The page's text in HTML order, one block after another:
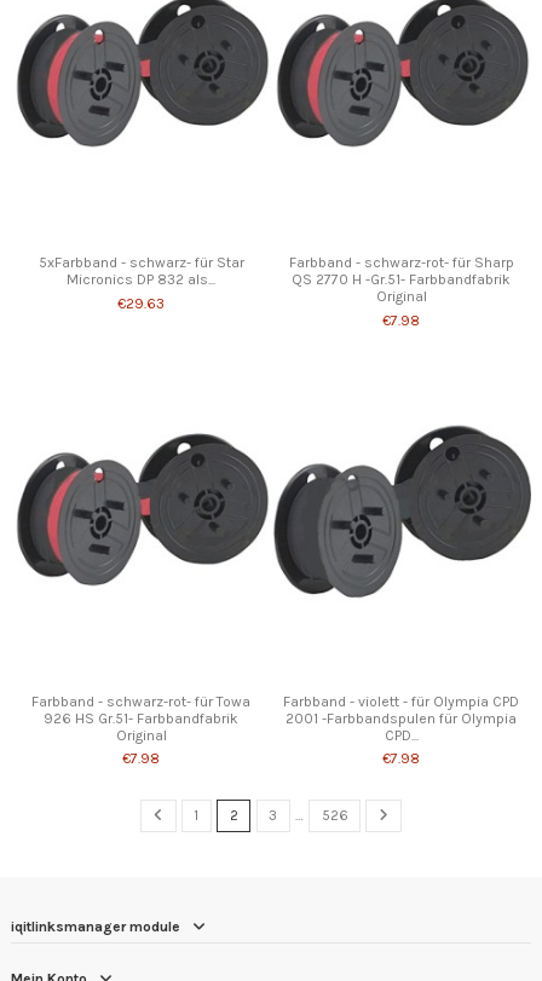
5xFarbband - schwarz- für Star
Micronics DP 832 als...
€29.63
Farbband - schwarz-rot- für Sharp
QS 2770 H -Gr.51- Farbbandfabrik
Original
€7.98
Farbband - schwarz-rot- für Towa
926 HS Gr.51- Farbbandfabrik
Original
€7.98
Farbband - violett - für Olympia CPD
2001 -Farbbandspulen für Olympia
CPD...
€7.98
1 2 3 … 526
iqitlinksmanager module